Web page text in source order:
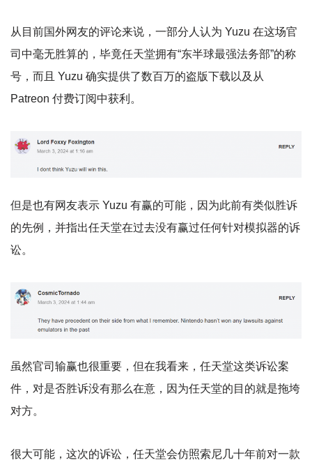
从目前国外网友的评论来说，一部分人认为 Yuzu 在这场官
司中毫无胜算的，毕竟任天堂拥有“东半球最强法务部”的称
号，而且 Yuzu 确实提供了数百万的盗版下载以及从
Patreon 付费订阅中获利。
但是也有网友表示 Yuzu 有赢的可能，因为此前有类似胜诉
的先例，并指出任天堂在过去没有赢过任何针对模拟器的诉
讼。
虽然官司输赢也很重要，但在我看来，任天堂这类诉讼案
件，对是否胜诉没有那么在意，因为任天堂的目的就是拖垮
对方。
很大可能，这次的诉讼，任天堂会仿照索尼几十年前对一款